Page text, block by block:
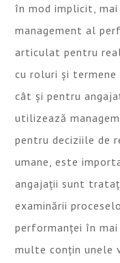
în mod implicit,
management al
articulat pentru
cu roluri și
cât și pentru
utilizează
pentru deciziile de
umane, este
angajații sunt
examinării
performanței în
multe conțin unele